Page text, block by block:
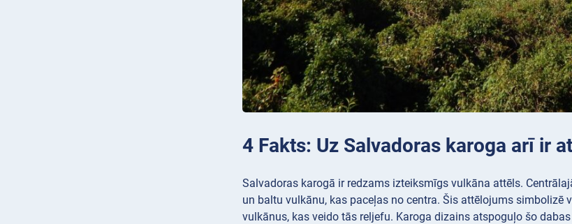
4 Fakts: Uz Salvadoras karoga arī ir
Salvadoras karogā ir redzams izteiksmīgs vulkāna attēls.
un baltu vulkānu, kas paceļas no centra. Šis attēlojums
vulkānus, kas veido tās reljefu. Karoga dizains atspoguļo šo